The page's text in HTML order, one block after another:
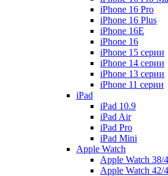
iPhone 16 Pro
iPhone 16 Plus
iPhone 16E
iPhone 16
iPhone 15 серии
iPhone 14 серии
iPhone 13 серии
iPhone 11 серии
iPad
iPad 10.9
iPad Air
iPad Pro
iPad Mini
Apple Watch
Apple Watch 38/
Apple Watch 42/